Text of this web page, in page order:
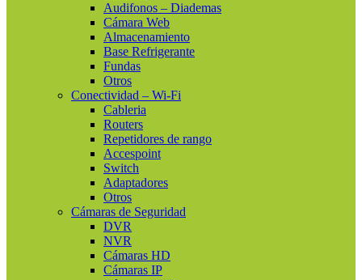
Audifonos – Diademas
Cámara Web
Almacenamiento
Base Refrigerante
Fundas
Otros
Conectividad – Wi-Fi
Cableria
Routers
Repetidores de rango
Accespoint
Switch
Adaptadores
Otros
Cámaras de Seguridad
DVR
NVR
Cámaras HD
Cámaras IP